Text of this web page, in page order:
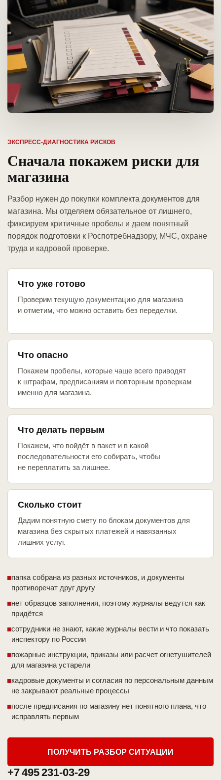
ЭКСПРЕСС-ДИАГНОСТИКА РИСКОВ
Сначала покажем риски для
магазина
Разбор нужен до покупки комплекта документов для
магазина. Мы отделяем обязательное от лишнего,
фиксируем критичные пробелы и даем понятный
порядок подготовки к Роспотребнадзору, МЧС, охране
труда и кадровой проверке.
Что уже готово
Проверим текущую документацию для магазина
и отметим, что можно оставить без переделки.
Что опасно
Покажем пробелы, которые чаще всего приводят
к штрафам, предписаниям и повторным проверкам
именно для магазина.
Что делать первым
Покажем, что войдёт в пакет и в какой
последовательности его собирать, чтобы
не переплатить за лишнее.
Сколько стоит
Дадим понятную смету по блокам документов для
магазина без скрытых платежей и навязанных
лишних услуг.
папка собрана из разных источников, и документы
противоречат друг другу
нет образцов заполнения, поэтому журналы ведутся как
придётся
сотрудники не знают, какие журналы вести и что показать
инспектору по России
пожарные инструкции, приказы или расчет огнетушителей
для магазина устарели
кадровые документы и согласия по персональным данным
не закрывают реальные процессы
после предписания по магазину нет понятного плана, что
исправлять первым
ПОЛУЧИТЬ РАЗБОР СИТУАЦИИ
+7 495 231-03-29